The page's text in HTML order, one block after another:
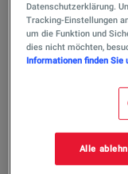
Wärme- oder
Gewerbe,
relevante
dafür passende
Hat Ihnen die
Datenschutzerklärung.
Tracking-Einstellungen
um die Funktion und
dies nicht möchten,
Informationen finden Sie
Alle